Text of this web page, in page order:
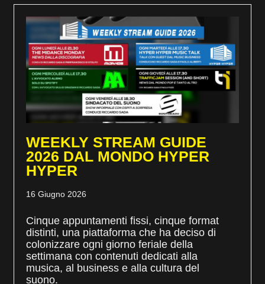
WEEKLY STREAM GUIDE
2026 DAL MONDO HYPER
HYPER
16 Giugno 2026
Cinque appuntamenti fissi, cinque format
distinti, una piattaforma che ha deciso di
colonizzare ogni giorno feriale della
settimana con contenuti dedicati alla
musica, al business e alla cultura del
suono.